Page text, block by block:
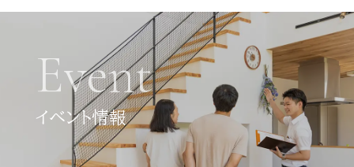
Event
イベント情報